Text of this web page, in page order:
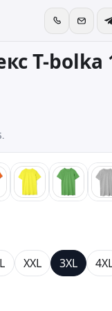
T-
желтыйзеленый
XXL 3XL